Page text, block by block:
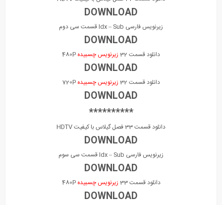
DOWNLOAD
زیرنویس فارسی Idx – Sub قسمت سی دوم
DOWNLOAD
دانلود قسمت 32 زیرنویس چسبیده
DOWNLOAD
دانلود قسمت 32 زیرنویس چسبیده 720P
DOWNLOAD
**********
دانلود قسمت 33 فصل گیلاس با کیفیت HDTV
DOWNLOAD
زیرنویس فارسی Idx – Sub قسمت سی سوم
DOWNLOAD
دانلود قسمت 33 زیرنویس چسبیده 480P
DOWNLOAD